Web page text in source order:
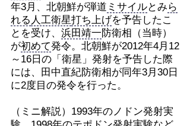
年3月、北朝鮮が弾道 ミサイルとみ ら
れる 人工衛星打ち上げを予告したこ
とを受け、 浜田靖一防衛相（当時）
が初めて発令。北朝鮮が2012年4月12
～16日の「衛星」発射を予告した際
には、田中直紀防衛相が同年3月30日
に2度目の発令を行った。
（ミニ解説）1993年のノドン発射実